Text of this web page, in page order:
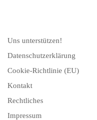
Uns unterstützen!
Datenschutzerklärung
Cookie-Richtlinie (EU)
Kontakt
Rechtliches
Impressum